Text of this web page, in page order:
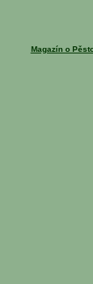
Magazín o